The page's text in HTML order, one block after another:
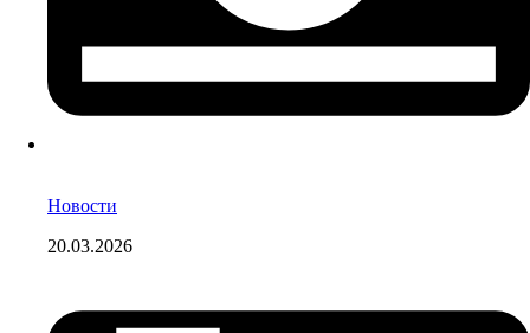
Новости
20.03.2026